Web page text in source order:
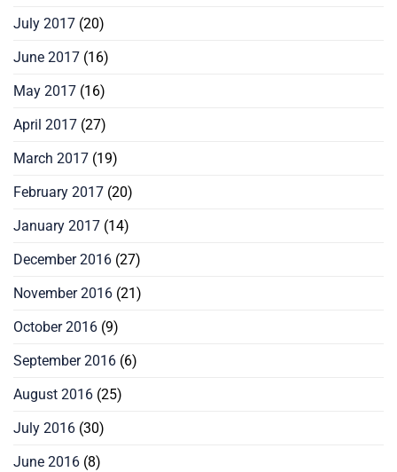
July 2017 (20)
June 2017 (16)
May 2017 (16)
April 2017 (27)
March 2017 (19)
February 2017 (20)
January 2017 (14)
December 2016 (27)
November 2016 (21)
October 2016 (9)
September 2016 (6)
August 2016 (25)
July 2016 (30)
June 2016 (8)